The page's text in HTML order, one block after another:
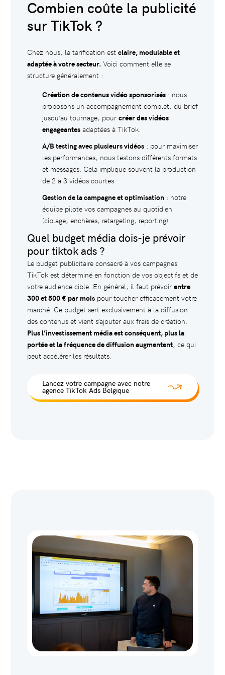
Combien coûte la publicité
sur TikTok ?
Chez nous, la tarification est claire, modulable et
adaptée à votre secteur. Voici comment elle se
structure généralement :
Création de contenus vidéo sponsorisés: nous
proposons un accompagnement complet, du brief
jusqu’au tournage, pour créer des vidéos
engageantesadaptées à TikTok.
A/B testing avec plusieurs vidéos: pour maximiser
les performances, nous testons différents formats
et messages. Cela implique souvent la production
de 2 à 3 vidéos courtes.
Gestion de la campagne et optimisation: notre
équipe pilote vos campagnes au quotidien
(ciblage, enchères, retargeting, reporting)
Quel budget média dois-je prévoir
pour tiktok ads ?
Le budget publicitaire consacré à vos campagnes
TikTok est déterminé en fonction de vos objectifs et de
votre audience cible. En général, il faut prévoir entre
300 et 500 € par moispour toucher efficacement votre
marché. Ce budget sert exclusivement à la diffusion
des contenus et vient s’ajouter aux frais de création.
Plus l’investissement média est conséquent, plus la
portée et la fréquence de diffusion augmentent, ce qui
peut accélérer les résultats.
Lancez votre campagne avec notre
agence TikTok Ads Belgique